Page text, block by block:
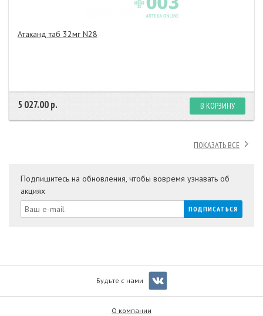
Атаканд таб 32мг N28
5 027.00 р. В КОРЗИНУ
ПОКАЗАТЬ ВСЕ
Подпишитесь на обновления, чтобы вовремя узнавать об
акциях
Будьте с нами
О компании